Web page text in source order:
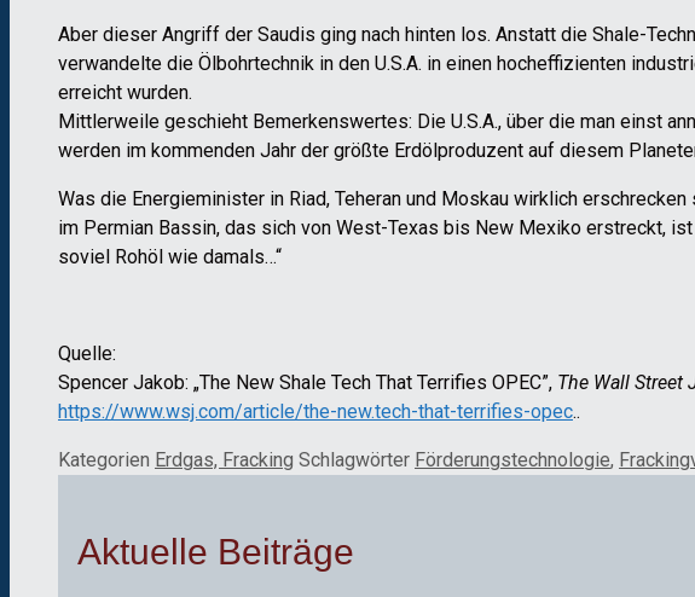
Aber dieser Angriff der Saudis ging nach hinten los. Anstatt die Shale-
verwandelte die Ölbohrtechnik in den U.S.A. in einen hocheffizienten
erreicht wurden.
Mittlerweile geschieht Bemerkenswertes: Die U.S.A., über die man einst
werden im kommenden Jahr der größte Erdölproduzent auf diesem
Was die Energieminister in Riad, Teheran und Moskau wirklich
im Permian Bassin, das sich von West-Texas bis New Mexiko erstreckt,
soviel Rohöl wie damals…“
Quelle:
Spencer Jakob: „The New Shale Tech That Terrifies OPEC”, The Wall Street
https://www.wsj.com/article/the-new.tech-that-terrifies-opec..
Kategorien Erdgas, Fracking Schlagwörter Förderungstechnologie,
Aktuelle Beiträge